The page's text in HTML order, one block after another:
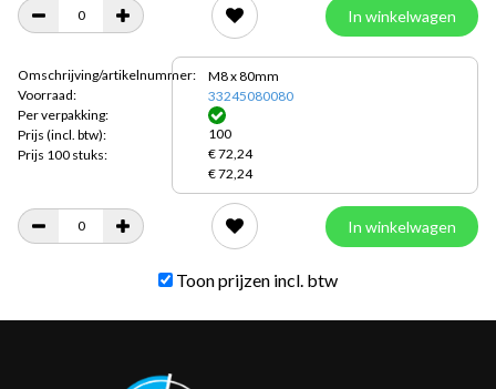
In winkelwagen
Omschrijving/artikelnummer:
Voorraad:
Per verpakking:
Prijs (incl. btw):
Prijs 100 stuks:
M8 x 80mm
33245080080
100
€ 72,24
€ 72,24
In winkelwagen
Toon prijzen incl. btw